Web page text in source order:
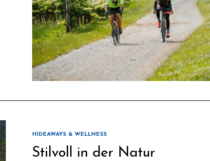
HIDEAWAYS & WELLNESS
Stilvoll in der Natur